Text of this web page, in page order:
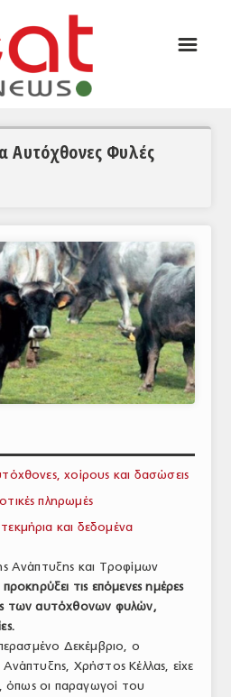
☰
Αυτόχθονες Φυλές
χοίρους και δασώσεις
πληρωμές
και δεδομένα
Ανάπτυξης και Τροφίμων
τις επόμενες ημέρες
των αυτόχθονων φυλών,
Δεκέμβριο, ο
Χρήστος Κέλλας, είχε
όπως οι παραγωγοί του